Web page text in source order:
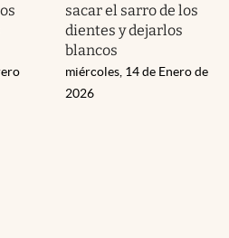
sacar el sarro de los
dientes y dejarlos
blancos
miércoles, 14 de Enero de
2026